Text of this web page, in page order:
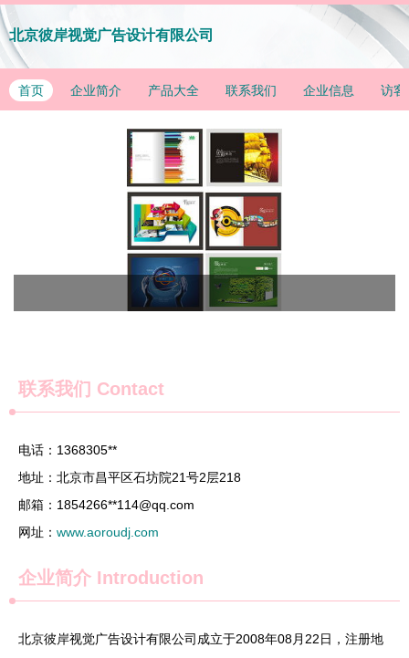
北京彼岸视觉广告设计有限公司
首页 企业简介 产品大全 联系我们 企业信息 访客
联系我们 Contact
电话：1368305**
地址：北京市昌平区石坊院21号2层218
邮箱：1854266**114@qq.com
网址： www.aoroudj.com
企业简介 Introduction
北京彼岸视觉广告设计有限公司成立于2008年08月22日，注册地